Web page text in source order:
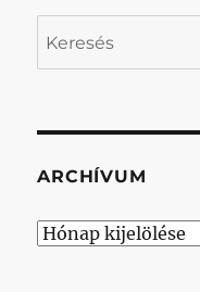
ARCHÍVUM
Archívum